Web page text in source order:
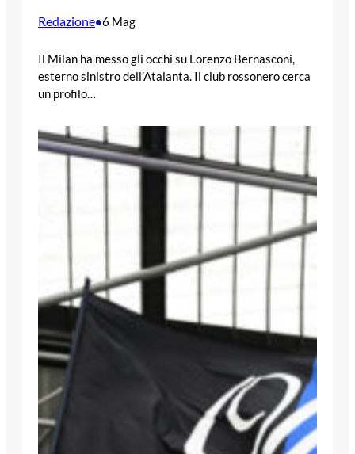
Redazione•6 Mag
Il Milan ha messo gli occhi su Lorenzo Bernasconi,
esterno sinistro dell’Atalanta. Il club rossonero cerca
un profilo…